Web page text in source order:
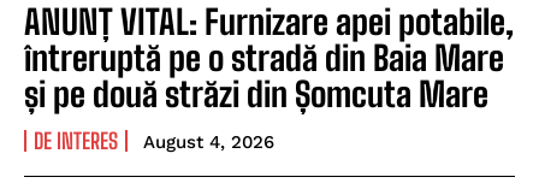
ANUNȚ VITAL: Furnizare apei potabile,
întreruptă pe o stradă din Baia Mare
și pe două străzi din Șomcuta Mare
DE INTERES August 4, 2026